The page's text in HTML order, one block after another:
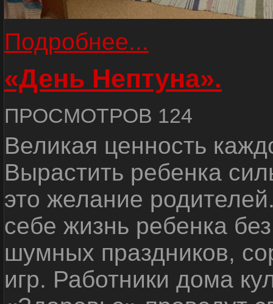
Подробнее...
«День Нептуна».
ПРОСМОТРОВ 124
Великая ценность
Вырастить ребенка
это желание
себе жизнь ребенка
шумных праздников,
игр. Работники дома